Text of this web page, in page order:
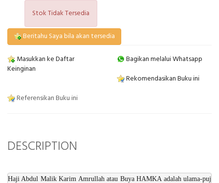
Stok Tidak Tersedia
Beritahu Saya bila akan tersedia
Masukkan ke Daftar
Keinginan
Bagikan melalui Whatsapp
Rekomendasikan Buku ini
Referensikan Buku ini
DESCRIPTION
Haji Abdul Malik Karim Amrullah atau Buya HAMKA adalah ulama-puj